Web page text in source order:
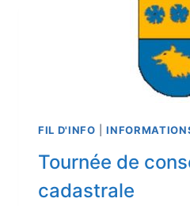
FIL D'INFO |
Tournée de
cadastrale